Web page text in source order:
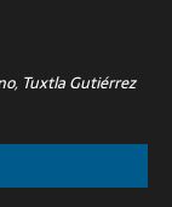
Tuxtla Gutiérrez